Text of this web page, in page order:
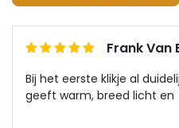
Frank Van
Bij het eerste klikje al
geeft warm, breed licht en